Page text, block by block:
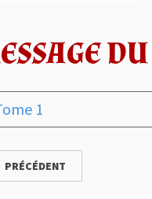
1
PRÉCÉDENT